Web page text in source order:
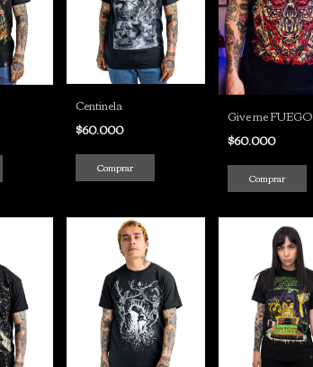
Centinela
$60.000
Comprar
Give me FUEGO
$60.000
Comprar